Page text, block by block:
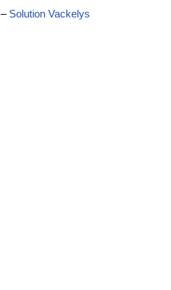
– Solution Vackelys